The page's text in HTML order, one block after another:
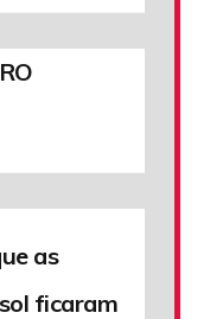
as
ficaram